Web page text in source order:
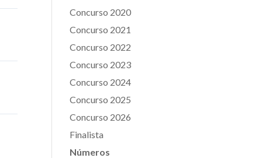
Concurso 2020
Concurso 2021
Concurso 2022
Concurso 2023
Concurso 2024
Concurso 2025
Concurso 2026
Finalista
Números